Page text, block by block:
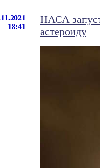
18:41
НАСА
астероиду